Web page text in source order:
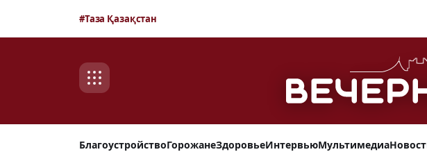
#Таза Қазақстан
БлагоустройствоГорожанеЗдоровьеИнтервьюМультимедиа